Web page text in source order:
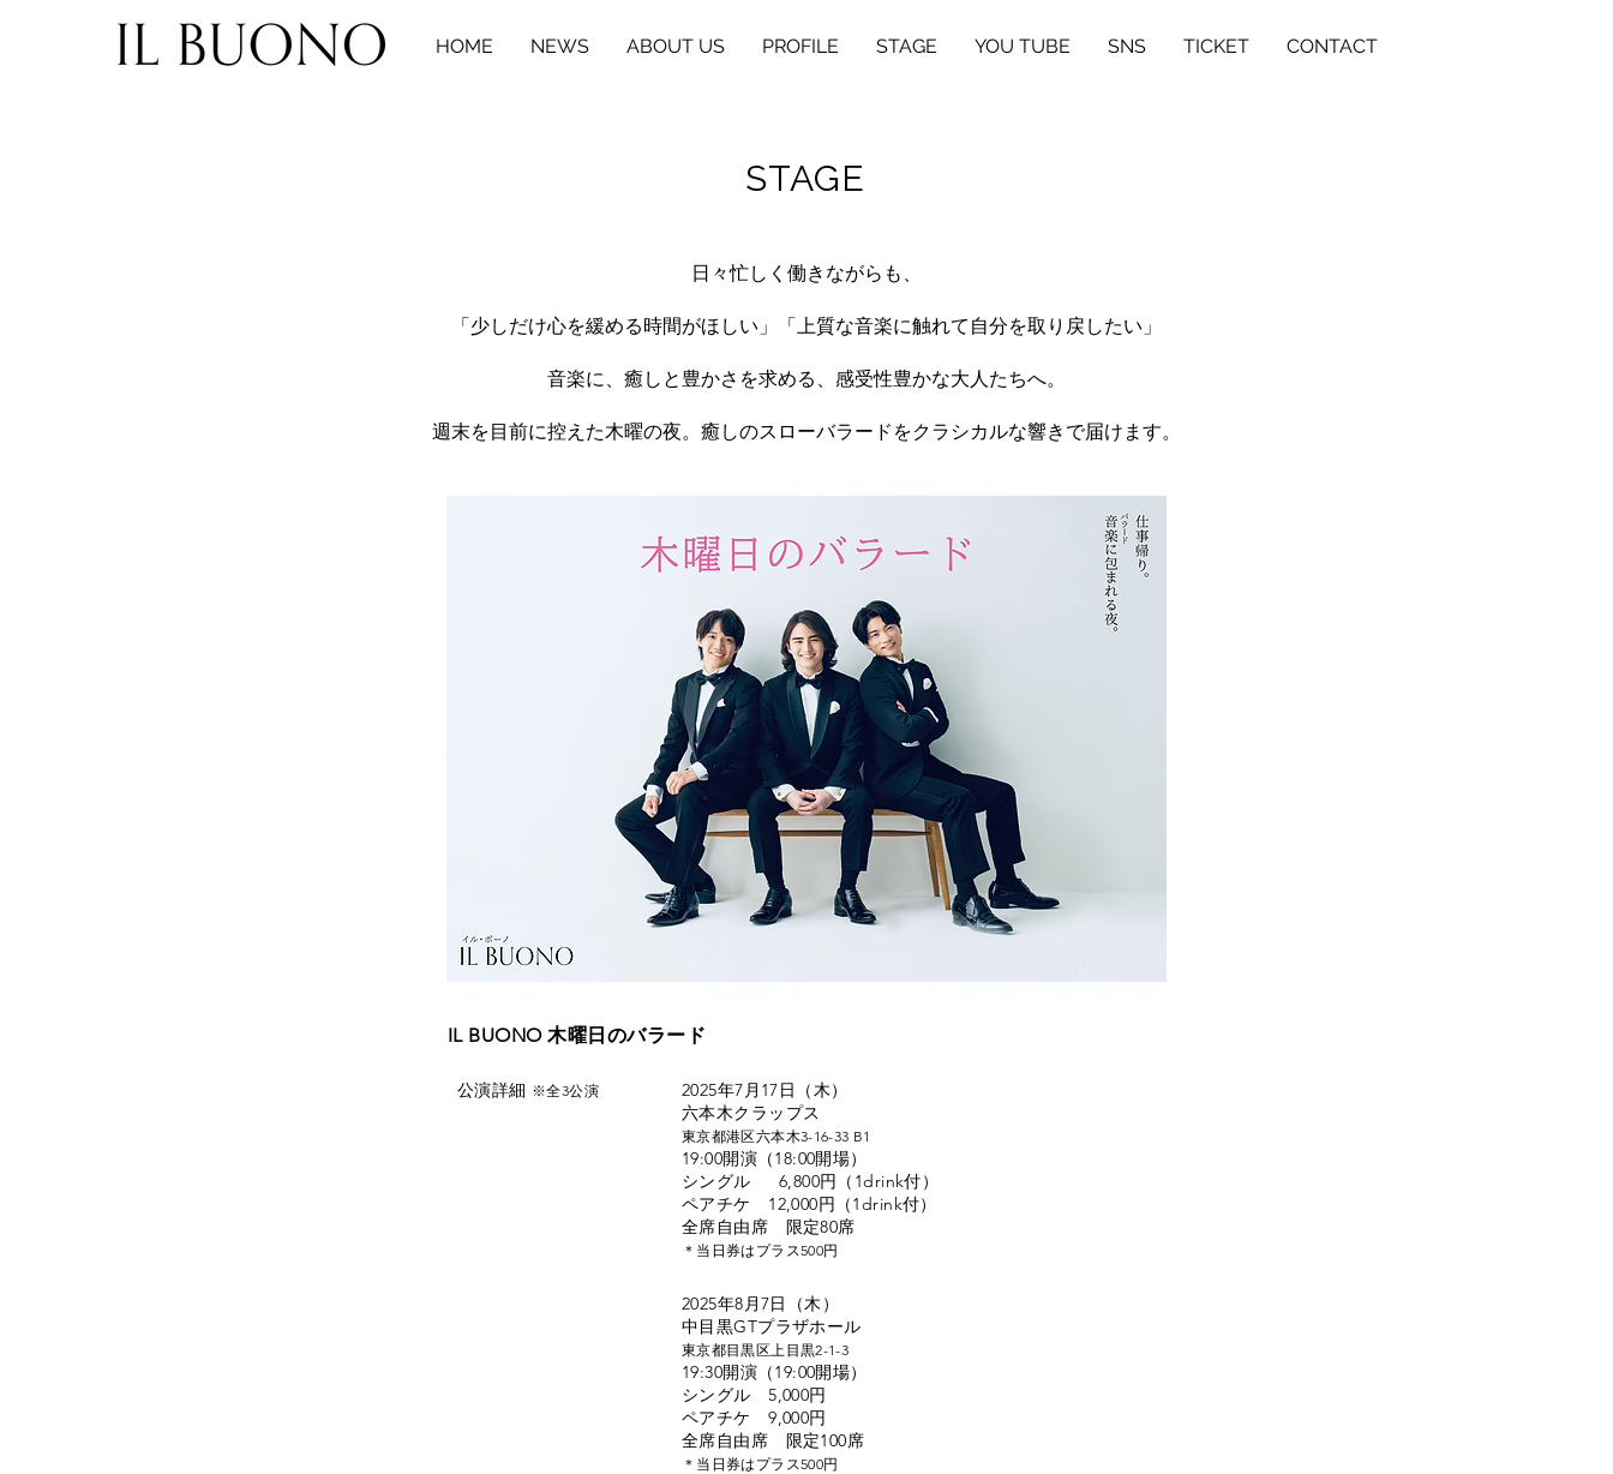
HOME NEWS ABOUT US PROFILE STAGE YOU TUBE SNS TICKET CONTACT
STAGE
日々忙しく働きながらも、
「少しだけ心を緩める時間がほしい」 「上質な音楽に触れて自分を取り戻したい」
音楽に、癒しと豊かさを求める、感受性豊かな大人たちへ。
週末を目前に控えた木曜の夜。癒しのスローバラードをクラシカルな響きで届けます。
IL BUONO 木曜日のバラード​
​公演詳細 ※全3公演
2025年7月17日（木）
六本木クラップス
東京都港区六本木3-16-33 B1
19:00開演（18:00開場）
シングル 6,800円（1drink付）
ペアチケ 12,000円（1drink付）
全席自由席 限定80席
＊当日券はプラス500円
2025年8月7日（木）
中目黒GTプラザホール
東京都目黒区上目黒2-1-3
19:30開演（19:00開場）
シングル 5,000円
ペアチケ 9,000円
全席自由席 限定100席
＊当日券はプラス500円